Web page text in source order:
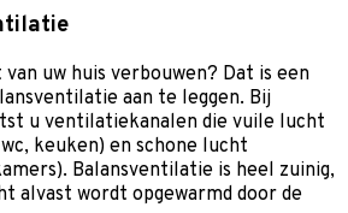
uw huis verbouwen? Dat is een
aan te leggen. Bij
u ventilatiekanalen die vuile lucht
keuken) en schone lucht
Balansventilatie is heel zuinig,
alvast wordt opgewarmd door de